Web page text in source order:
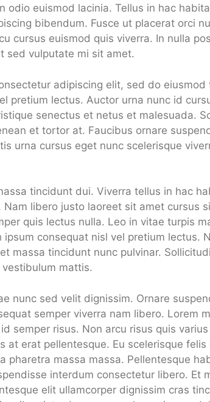
odio euismod lacinia. Tellus in hac
bibendum. Fusce ut placerat orci
cursus euismod quis viverra. In nulla
sed vulputate mi sit amet.
adipiscing elit, sed do
pretium lectus. Auctor urna nunc id
senectus et netus et malesuada.
et tortor at. Faucibus ornare
urna cursus eget nunc scelerisque
tincidunt dui. Viverra tellus in hac
libero justo laoreet sit amet cursus
quis lectus nulla. Leo in vitae turpis
ipsum consequat nisl vel pretium lectus.
massa tincidunt nunc pulvinar.
mattis.
nunc sed velit dignissim. Ornare
semper viverra nam libero. Lorem
semper risus. Non arcu risus quis
at erat pellentesque. Eu scelerisque
pharetra massa massa. Pellentesque
interdum consectetur libero. Et
elit ullamcorper dignissim cras